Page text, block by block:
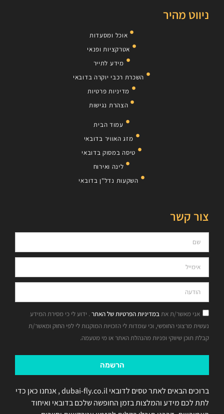
ניווט מהיר
אוכל ומסעדות
אטרקציות ופנאי
מידע לתייר
השכרת רכבי יוקרה בדובאי
מדיניות פרטיות
הצהרת נגישות
עמוד הבית
מזג האוויר בדובאי
טיסה במסוק בדובאי
לינה ואירוח
השקעות נדל"ן בדובאי
צור קשר
אני מאשר/ת אתבמדיניות הפרטיות של האתר. ידוע לי כי מסירת המידע
נעשית מרצוני החופשי, וכי עומדות לי הזכויות המוקנות לי לפי החוק ומאשר/ת
קבלת תוכן שיווקי ופניות מהנהלת האתר או מי מטעמה.
הרשמה
ברוכים הבאים לאתר טסים לדובאי dubai-fly.co.il , אנחנו כאן כדי
לתת לכם מידע והמלצות בזמן החופשה שלכם בדובאי ואיחוד